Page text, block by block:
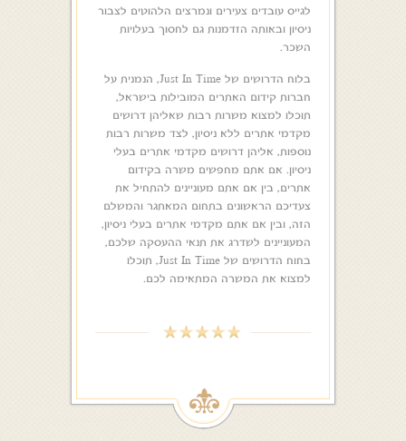
לגייס עובדים צעירים ונמרצים הלהוטים לצבור
ניסיון ובאותה הזדמנות גם לחסוך בעלויות
השכר.
בלוח הדרושים של Just In Time, הנמנית על
חברות קידום האתרים המובילות בישראל,
תוכלו למצוא משרות רבות שאליהן דרושים
מקדמי אתרים ללא ניסיון, לצד משרות רבות
נוספות, אליהן דרושים מקדמי אתרים בעלי
ניסיון. אם אתם מחפשים משרה בקידום
אתרים, בין אם אתם מעוניינים להתחיל את
צעדיכם הראשונים בתחום המאתגר והמשלם
הזה, ובין אם אתם מקדמי אתרים בעלי ניסיון,
המעוניינים לשדרג את תנאי ההעסקה שלכם,
בחוח הדרושים של Just In Time, תוכלו
למצוא את המשרה המתאימה לכם.